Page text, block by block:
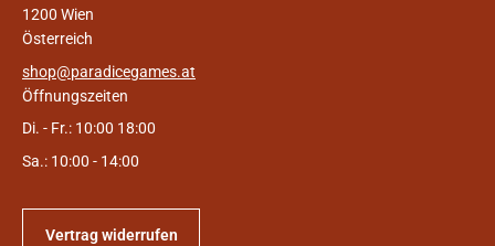
1200 Wien
Österreich
shop@paradicegames.at
Öffnungszeiten
Di. - Fr.: 10:00 18:00
Sa.: 10:00 - 14:00
Vertrag widerrufen